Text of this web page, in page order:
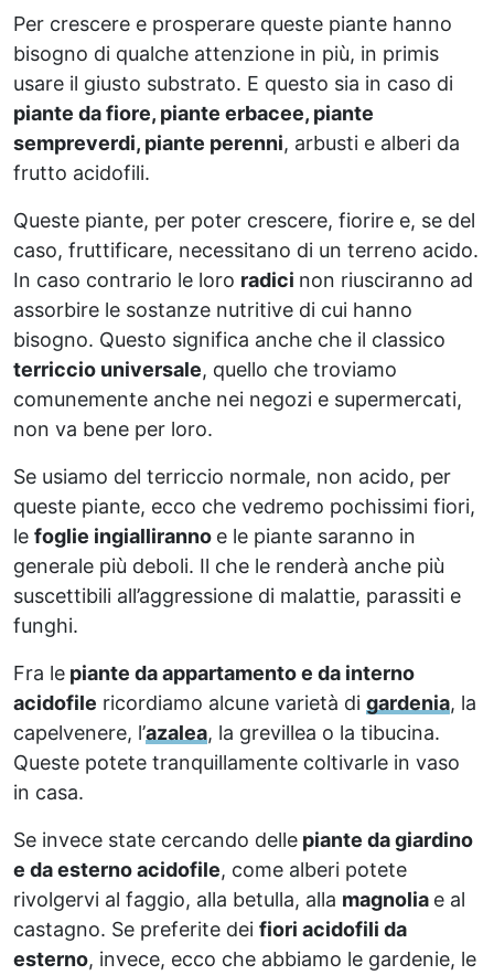
Per crescere e prosperare queste piante hanno
bisogno di qualche attenzione in più, in primis
usare il giusto substrato. E questo sia in caso di
piante da fiore, piante erbacee, piante
sempreverdi, piante perenni, arbusti e alberi da
frutto acidofili.
Queste piante, per poter crescere, fiorire e, se del
caso, fruttificare, necessitano di un terreno acido.
In caso contrario le loro radici non riusciranno ad
assorbire le sostanze nutritive di cui hanno
bisogno. Questo significa anche che il classico
terriccio universale, quello che troviamo
comunemente anche nei negozi e supermercati,
non va bene per loro.
Se usiamo del terriccio normale, non acido, per
queste piante, ecco che vedremo pochissimi fiori,
le foglie ingialliranno e le piante saranno in
generale più deboli. Il che le renderà anche più
suscettibili all’aggressione di malattie, parassiti e
funghi.
Fra le piante da appartamento e da interno
acidofile ricordiamo alcune varietà di gardenia, la
capelvenere, l’azalea, la grevillea o la tibucina.
Queste potete tranquillamente coltivarle in vaso
in casa.
Se invece state cercando delle piante da giardino
e da esterno acidofile, come alberi potete
rivolgervi al faggio, alla betulla, alla magnolia e al
castagno. Se preferite dei fiori acidofili da
esterno, invece, ecco che abbiamo le gardenie, le